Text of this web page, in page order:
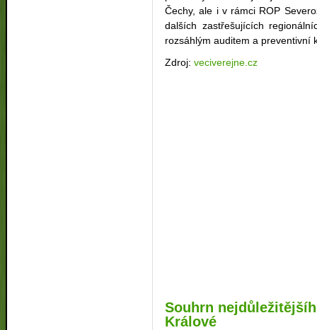
Čechy, ale i v rámci ROP
dalších zastřešujících
rozsáhlým auditem a preventivní
Zdroj:veciverejne.cz
Souhrn
Králové